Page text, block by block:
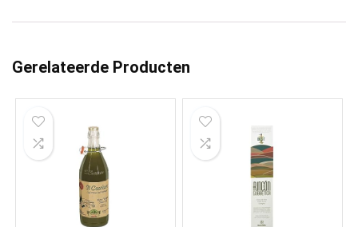
Gerelateerde Producten